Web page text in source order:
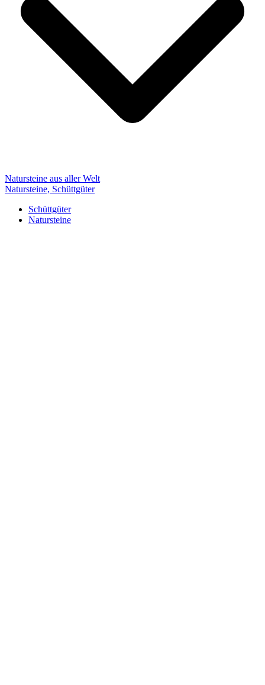
Natursteine aus aller Welt
Natursteine, Schüttgüter
Schüttgüter
Natursteine